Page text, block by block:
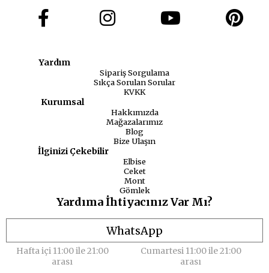
Yardım
Sipariş Sorgulama
Sıkça Sorulan Sorular
KVKK
Kurumsal
Hakkımızda
Mağazalarımız
Blog
Bize Ulaşın
İlginizi Çekebilir
Elbise
Ceket
Mont
Gömlek
Yardıma İhtiyacınız Var Mı?
WhatsApp
Hafta içi 11:00 ile 21:00
arası
Cumartesi 11:00 ile 21:00
arası